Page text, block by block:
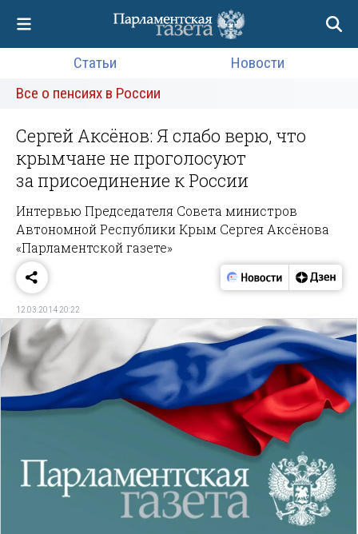
Статьи
Новости
Все о пенсиях в России
Сергей Аксёнов: Я слабо верю, что
крымчане не проголосуют
за присоединение к России
Интервью Председателя Совета министров
Автономной Республики Крым Сергея Аксёнова
«Парламентской газете»
12.03.2014 20:22